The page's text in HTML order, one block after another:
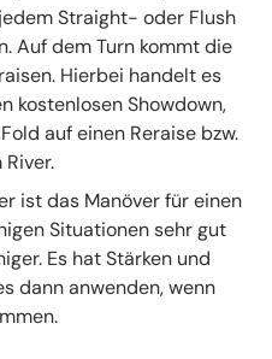
Straight- oder Flush
Auf dem Turn kommt die
Hierbei handelt es
kostenlosen Showdown,
auf einen Reraise bzw.
ist das Manöver für einen
Situationen sehr gut
Es hat Stärken und
dann anwenden, wenn